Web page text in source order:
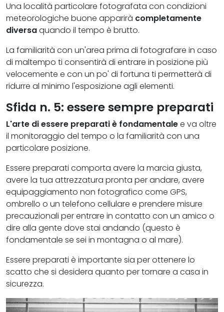
Una località particolare fotografata con condizioni
meteorologiche buone apparirà completamente
diversaquando il tempo è brutto.
La familiarità con un'area prima di fotografare in caso
di maltempo ti consentirà di entrare in posizione più
velocemente e con un po' di fortuna ti permetterà di
ridurre al minimo l'esposizione agli elementi.
Sfida n. 5: essere sempre preparati
L'arte di essere preparati è fondamentalee va oltre
il monitoraggio del tempo o la familiarità con una
particolare posizione.
Essere preparati comporta avere la marcia giusta,
avere la tua attrezzatura pronta per andare, avere
equipaggiamento non fotografico come GPS,
ombrello o un telefono cellulare e prendere misure
precauzionali per entrare in contatto con un amico o
dire alla gente dove stai andando (questo è
fondamentale se sei in montagna o al mare).
Essere preparati è importante sia per ottenere lo
scatto che si desidera quanto per tornare a casa in
sicurezza.